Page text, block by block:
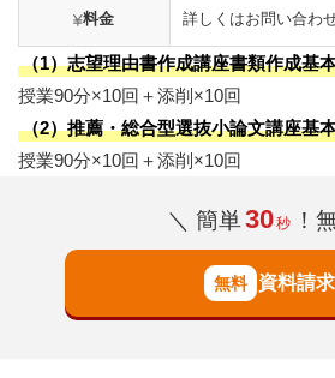
料金 詳しくはお問い合わ
（1）志望理由書作成講座書類作成基
授業90分×10回＋添削×10回
（2）推薦・総合型選抜小論文講座基
授業90分×10回＋添削×10回
＼ 簡単30秒 ！
資料請求